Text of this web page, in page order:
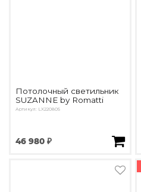
Потолочный светильник
SUZANNE by Romatti
Артикул: LX220805
46 980 ₽